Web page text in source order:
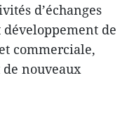
d’échanges
de
commerciale,
nouveaux